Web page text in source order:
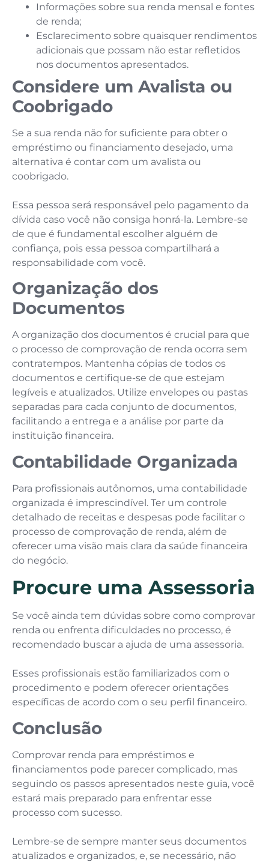
Informações sobre sua renda mensal e fontes
de renda;
Esclarecimento sobre quaisquer rendimentos
adicionais que possam não estar refletidos
nos documentos apresentados.
Considere um Avalista ou
Coobrigado
Se a sua renda não for suficiente para obter o
empréstimo ou financiamento desejado, uma
alternativa é contar com um avalista ou
coobrigado.
Essa pessoa será responsável pelo pagamento da
dívida caso você não consiga honrá-la. Lembre-se
de que é fundamental escolher alguém de
confiança, pois essa pessoa compartilhará a
responsabilidade com você.
Organização dos
Documentos
A organização dos documentos é crucial para que
o processo de comprovação de renda ocorra sem
contratempos. Mantenha cópias de todos os
documentos e certifique-se de que estejam
legíveis e atualizados. Utilize envelopes ou pastas
separadas para cada conjunto de documentos,
facilitando a entrega e a análise por parte da
instituição financeira.
Contabilidade Organizada
Para profissionais autônomos, uma contabilidade
organizada é imprescindível. Ter um controle
detalhado de receitas e despesas pode facilitar o
processo de comprovação de renda, além de
oferecer uma visão mais clara da saúde financeira
do negócio.
Procure uma Assessoria
Se você ainda tem dúvidas sobre como comprovar
renda ou enfrenta dificuldades no processo, é
recomendado buscar a ajuda de uma assessoria.
Esses profissionais estão familiarizados com o
procedimento e podem oferecer orientações
específicas de acordo com o seu perfil financeiro.
Conclusão
Comprovar renda para empréstimos e
financiamentos pode parecer complicado, mas
seguindo os passos apresentados neste guia, você
estará mais preparado para enfrentar esse
processo com sucesso.
Lembre-se de sempre manter seus documentos
atualizados e organizados, e, se necessário, não